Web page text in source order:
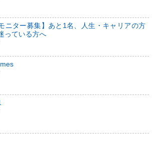
ニター募集】あと1名、人生・キャリアの方
っている方へ